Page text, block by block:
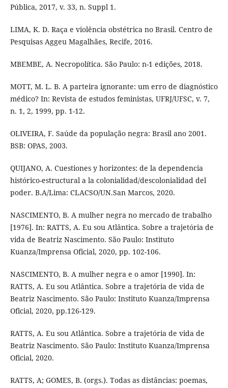
Pública, 2017, v. 33, n. Suppl 1.
LIMA, K. D. Raça e violência obstétrica no Brasil. Centro de
Pesquisas Aggeu Magalhães, Recife, 2016.
MBEMBE, A. Necropolítica. São Paulo: n-1 edições, 2018.
MOTT, M. L. B. A parteira ignorante: um erro de diagnóstico
médico? In: Revista de estudos feministas, UFRJ/UFSC, v. 7,
n. 1, 2, 1999, pp. 1-12.
OLIVEIRA, F. Saúde da população negra: Brasil ano 2001.
BSB: OPAS, 2003.
QUIJANO, A. Cuestiones y horizontes: de la dependencia
histórico-estructural a la colonialidad/descolonialidad del
poder. B.A/Lima: CLACSO/UN.San Marcos, 2020.
NASCIMENTO, B. A mulher negra no mercado de trabalho
[1976]. In: RATTS, A. Eu sou Atlântica. Sobre a trajetória de
vida de Beatriz Nascimento. São Paulo: Instituto
Kuanza/Imprensa Oficial, 2020, pp. 102-106.
NASCIMENTO, B. A mulher negra e o amor [1990]. In:
RATTS, A. Eu sou Atlântica. Sobre a trajetória de vida de
Beatriz Nascimento. São Paulo: Instituto Kuanza/Imprensa
Oficial, 2020, pp.126-129.
RATTS, A. Eu sou Atlântica. Sobre a trajetória de vida de
Beatriz Nascimento. São Paulo: Instituto Kuanza/Imprensa
Oficial, 2020.
RATTS, A; GOMES, B. (orgs.). Todas as distâncias: poemas,